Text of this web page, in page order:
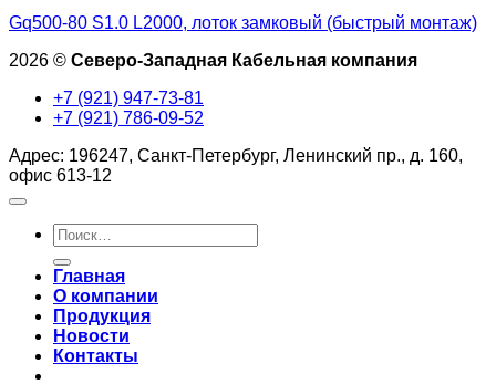
Gq500-80 S1.0 L2000, лоток замковый (быстрый монтаж)
2026 © Северо-Западная Кабельная компания
+7 (921) 947-73-81
+7 (921) 786-09-52
Адрес: 196247, Санкт-Петербург, Ленинский пр., д. 160,
офис 613-12
Искать:
Главная
О компании
Продукция
Новости
Контакты